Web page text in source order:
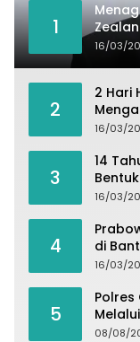
1
16/03/
2
2 Hari
16/03/
3
14
16/03/
4
di
16/03/
5
Polres
08/08/